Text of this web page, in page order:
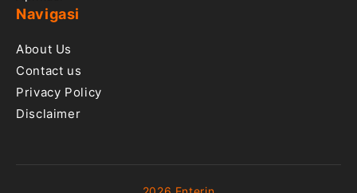
Navigasi
About Us
Contact us
Privacy Policy
Disclaimer